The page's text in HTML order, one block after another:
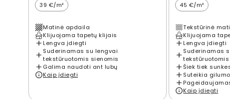
39 €/m²
Matinė apdaila
Klijuojama tapetų klijais
Lengva įdiegti
Suderinamas su lengvai
tekstūruotomis sienomis
Galima naudoti ant lubų
Kaip įdiegti
45 €/m²
Tekstūrinė
Klijuojama
Lengva įdiegti
Suderinamas
Šiek tiek
Suteikia
Kaip įdiegti